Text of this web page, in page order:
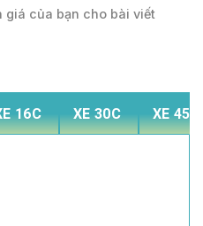
giá của bạn cho bài viết
16C XE 30C XE 45C